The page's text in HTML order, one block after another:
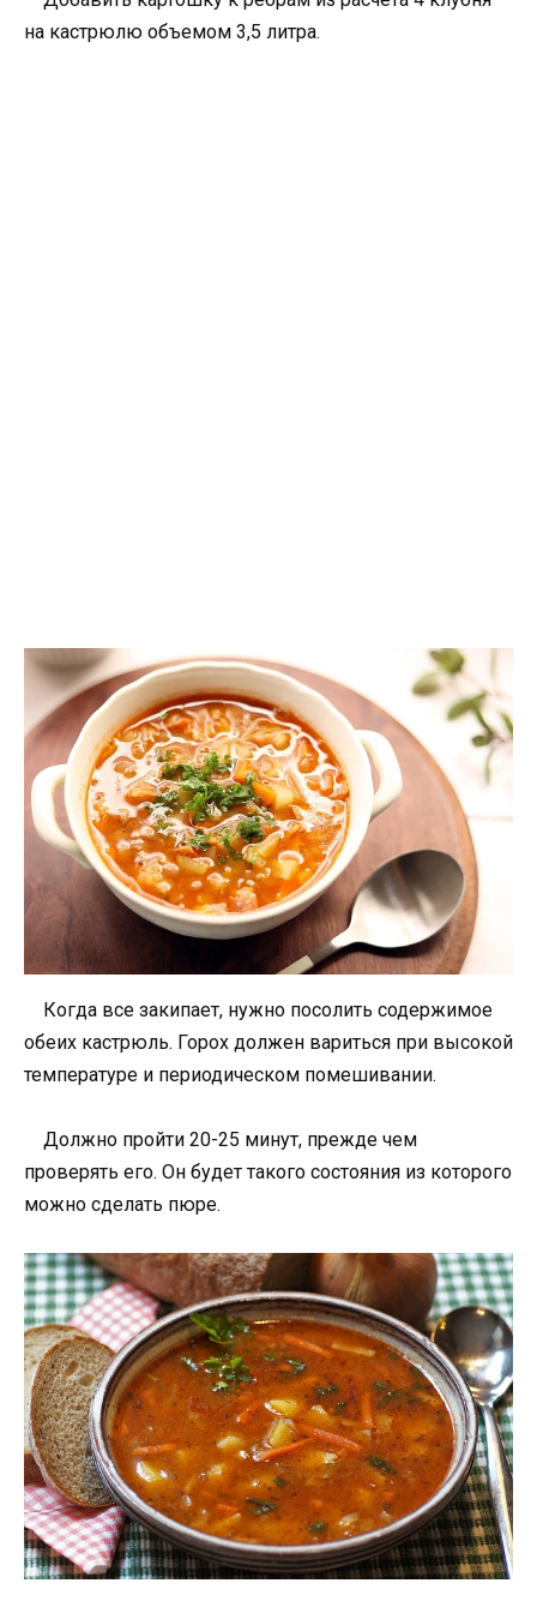
на кастрюлю объемом 3,5 литра.
Когда все закипает, нужно посолить содержимое
обеих кастрюль. Горох должен вариться при высокой
температуре и периодическом помешивании.
Должно пройти 20-25 минут, прежде чем
проверять его. Он будет такого состояния из которого
можно сделать пюре.